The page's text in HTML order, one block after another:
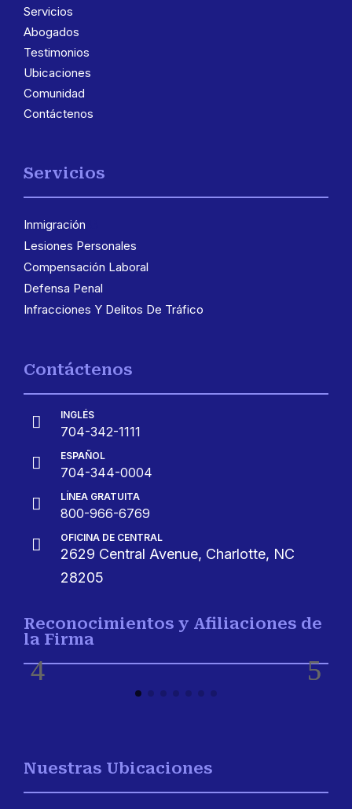
Servicios
Abogados
Testimonios
Ubicaciones
Comunidad
Contáctenos
Servicios
Inmigración
Lesiones Personales
Compensación Laboral
Defensa Penal
Infracciones Y Delitos De Tráfico
Contáctenos
 INGLÉS
704-342-1111
 ESPAÑOL
704-344-0004
 LÍNEA GRATUITA
800-966-6769
 OFICINA DE CENTRAL
2629 Central Avenue, Charlotte, NC
28205
Reconocimientos y Afiliaciones de
la Firma
Nuestras Ubicaciones